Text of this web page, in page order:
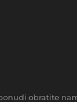
obratite